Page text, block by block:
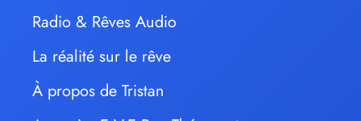
Radio & Rêves Audio
La réalité sur le rêve
À propos de Tristan